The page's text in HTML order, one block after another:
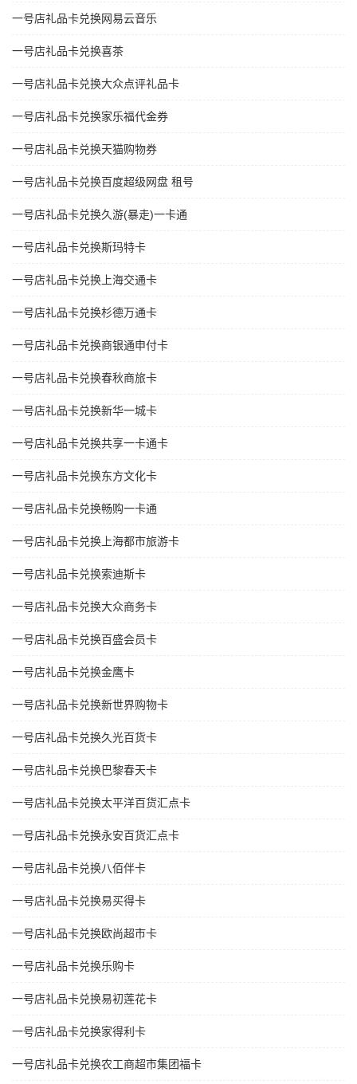
一号店礼品卡兑换网易云音乐
一号店礼品卡兑换喜茶
一号店礼品卡兑换大众点评礼品卡
一号店礼品卡兑换家乐福代金券
一号店礼品卡兑换天猫购物券
一号店礼品卡兑换百度超级网盘 租号
一号店礼品卡兑换久游(暴走)一卡通
一号店礼品卡兑换斯玛特卡
一号店礼品卡兑换上海交通卡
一号店礼品卡兑换杉德万通卡
一号店礼品卡兑换商银通申付卡
一号店礼品卡兑换春秋商旅卡
一号店礼品卡兑换新华一城卡
一号店礼品卡兑换共享一卡通卡
一号店礼品卡兑换东方文化卡
一号店礼品卡兑换畅购一卡通
一号店礼品卡兑换上海都市旅游卡
一号店礼品卡兑换索迪斯卡
一号店礼品卡兑换大众商务卡
一号店礼品卡兑换百盛会员卡
一号店礼品卡兑换金鹰卡
一号店礼品卡兑换新世界购物卡
一号店礼品卡兑换久光百货卡
一号店礼品卡兑换巴黎春天卡
一号店礼品卡兑换太平洋百货汇点卡
一号店礼品卡兑换永安百货汇点卡
一号店礼品卡兑换八佰伴卡
一号店礼品卡兑换易买得卡
一号店礼品卡兑换欧尚超市卡
一号店礼品卡兑换乐购卡
一号店礼品卡兑换易初莲花卡
一号店礼品卡兑换家得利卡
一号店礼品卡兑换农工商超市集团福卡